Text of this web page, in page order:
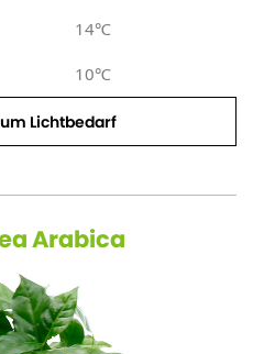
14℃
10℃
Lichtbedarf
Arabica